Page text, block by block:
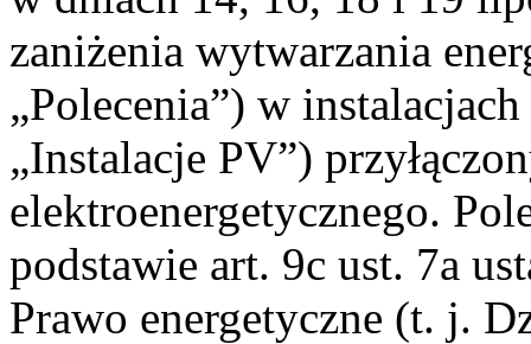
zaniżenia wytwarzania
„Polecenia”) w
„Instalacje PV”)
elektroenergetycznego.
podstawie art. 9c ust. 7a
Prawo energetyczne (t. j.